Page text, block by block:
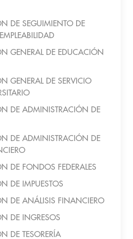
DE SEGUIMIENTO DE
GENERAL DE EDUCACIÓN
GENERAL DE SERVICIO
DE ADMINISTRACIÓN DE
DE ADMINISTRACIÓN DE
DE FONDOS FEDERALES
DE IMPUESTOS
DE ANÁLISIS FINANCIERO
DE INGRESOS
DE TESORERÍA